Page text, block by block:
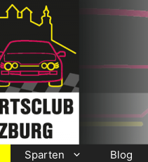
Sparten Blog